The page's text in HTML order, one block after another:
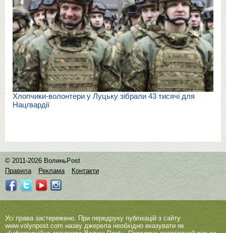
Хлопчики-волонтери у Луцьку зібрали 43 тисячі для
Нацгвардії
© 2011-2026 ВолиньPost
Правила
Реклама Контакти
Усі права застережено. При передруку публікацій з сайту
www.volynpost.com назву джерела необхідно вказувати як